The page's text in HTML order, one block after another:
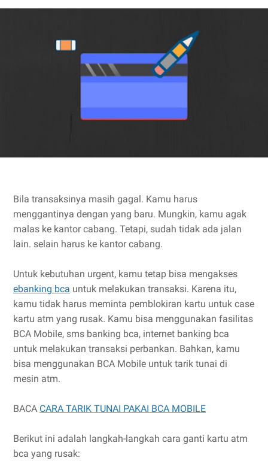
Bila transaksinya masih gagal. Kamu harus
menggantinya dengan yang baru. Mungkin, kamu agak
malas ke kantor cabang. Tetapi, sudah tidak ada jalan
lain. selain harus ke kantor cabang.
Untuk kebutuhan urgent, kamu tetap bisa mengakses
ebanking bca untuk melakukan transaksi. Karena itu,
kamu tidak harus meminta pemblokiran kartu untuk case
kartu atm yang rusak. Kamu bisa menggunakan fasilitas
BCA Mobile, sms banking bca, internet banking bca
untuk melakukan transaksi perbankan. Bahkan, kamu
bisa menggunakan BCA Mobile untuk tarik tunai di
mesin atm.
BACA CARA TARIK TUNAI PAKAI BCA MOBILE
Berikut ini adalah langkah-langkah cara ganti kartu atm
bca yang rusak: